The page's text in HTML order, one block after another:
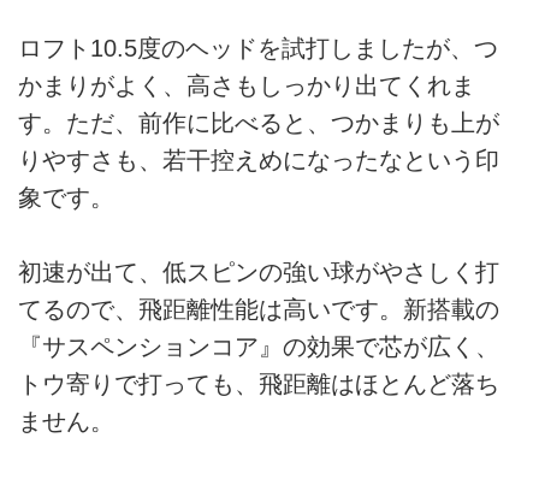
ロフト10.5度のヘッドを試打しましたが、つ
かまりがよく、高さもしっかり出てくれま
す。ただ、前作に比べると、つかまりも上が
りやすさも、若干控えめになったなという印
象です。
初速が出て、低スピンの強い球がやさしく打
てるので、飛距離性能は高いです。新搭載の
『サスペンションコア』の効果で芯が広く、
トウ寄りで打っても、飛距離はほとんど落ち
ません。